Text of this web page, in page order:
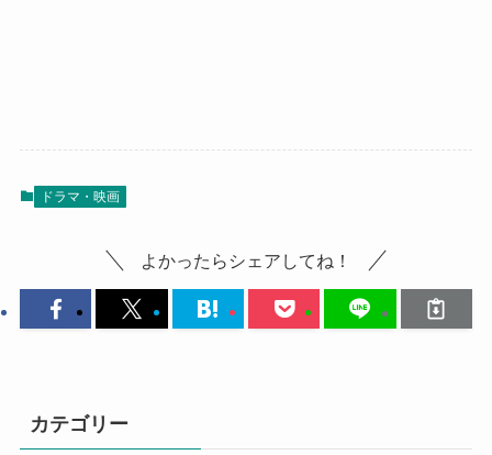
ドラマ・映画
よかったらシェアしてね！
カテゴリー